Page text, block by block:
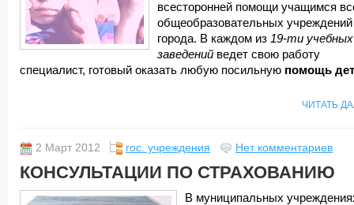
всесторонней помощи учащимся
общеобразовательных учреждений
города. В каждом из 19-ти учебных
заведений ведет свою работу
специалист, готовый оказать любую посильную помощь
ЧИТАТЬ
2 Март 2012 гос. учреждения Нет комментариев
КОНСУЛЬТАЦИИ ПО СТРАХОВАНИЮ
В муниципальных